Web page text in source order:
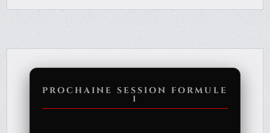
PROCHAINE SESSION FORMULE
1